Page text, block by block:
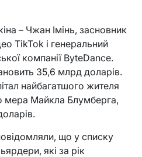
– Чжан Імінь, засновник
TikTok і генеральний
компанії ByteDance.
35,6 млрд доларів.
найбагатшого жителя
Майкла Блумберга,
що у списку
які за рік